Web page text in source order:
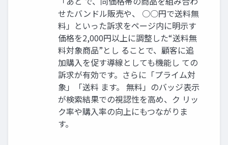
せたバンドル販売や、 ○○円で送料無
料」といった訴求をページ内に明示す
価格を2,000円以上に調整した“送料無
料対象商品”とし ることで、顧客に追
加購入を促す導線としても機能し ての
訴求が有効です。さらに「プライム対
象」「送料 ます。 無料」のバッジ表示
が検索結果での視認性を高め、ク リッ
ク率や購入率の向上にもつながりま
す。